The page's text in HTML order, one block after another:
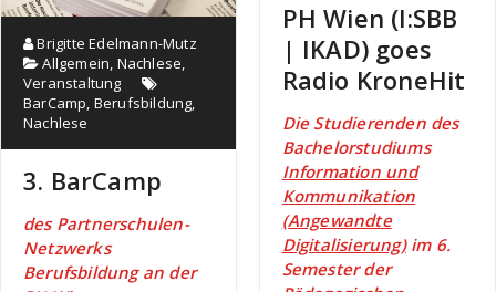
Brigitte Edelmann-Mutz
Allgemein, Nachlese,
Veranstaltung
BarCamp, Berufsbildung,
Nachlese
3. BarCamp
des Partnerschulen-
Netzwerks
Berufsbildung an der
PH Wien (I:SBB
| IKAD) goes
Radio KroneHit
Die Studierenden des
Bachelorstudiums
Information und
Kommunikation
(Angewandte
Digitalisierung)im 6.
Semester der